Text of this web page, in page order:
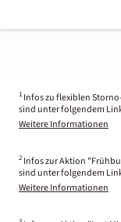
1 Infos zu flexiblen
sind unter folgendem
Weitere Informationen
2 Infos zur Aktion
sind unter folgendem
Weitere Informationen